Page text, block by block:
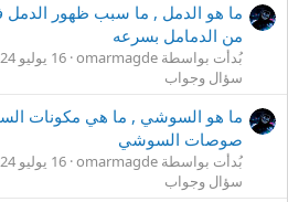
ما هو الدمل , ما سبب ظهور
من الدمامل بسرعه
بُدأت بواسطة omarmagde 16 يوليو 2024
سؤال وجواب
ما هو السوشي , ما هي مكونات
صوصات السوشي
بُدأت بواسطة omarmagde 16 يوليو 2024
سؤال وجواب